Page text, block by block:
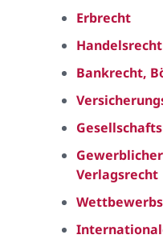
Erbrecht
Handelsrecht
Bankrecht,
Verlagsrecht